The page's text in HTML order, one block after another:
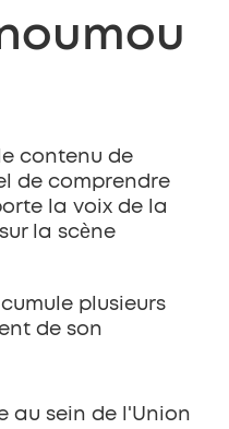
contenu de
de comprendre
la voix de la
la scène
plusieurs
de son
au sein de l'Union